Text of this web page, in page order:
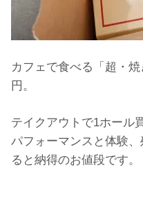
カフェで食べる「超・
円。
テイクアウトで1ホール
パフォーマンスと体験
ると納得のお値段です。